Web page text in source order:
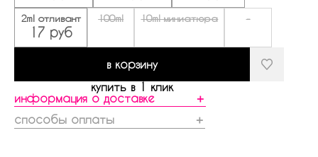
2ml отливант
17 руб
100ml 10ml миниатюра -
в корзину
купить в 1 клик
информация о доставке
＋
способы оплаты
＋